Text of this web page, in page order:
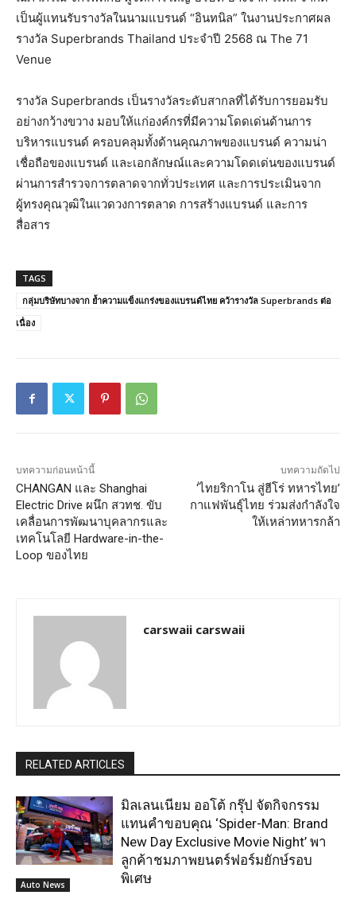
เป็นผู้แทนรับรางวัลในนามแบรนด์ “อินทนิล” ในงานประกาศผล
รางวัล Superbrands Thailand ประจำปี 2568 ณ The 71
Venue
รางวัล Superbrands เป็นรางวัลระดับสากลที่ได้รับการยอมรับ
อย่างกว้างขวาง มอบให้แก่องค์กรที่มีความโดดเด่นด้านการ
บริหารแบรนด์ ครอบคลุมทั้งด้านคุณภาพของแบรนด์ ความน่า
เชื่อถือของแบรนด์ และเอกลักษณ์และความโดดเด่นของแบรนด์
ผ่านการสำรวจการตลาดจากทั่วประเทศ และการประเมินจาก
ผู้ทรงคุณวุฒิในแวดวงการตลาด การสร้างแบรนด์ และการ
สื่อสาร
TAGS
กลุ่มบริษัทบางจาก ย้ำความแข็งแกร่งของแบรนด์ไทย คว้ารางวัล Superbrands ต่อ
เนื่อง
บทความก่อนหน้านี้
CHANGAN และ Shanghai
Electric Drive ผนึก สวทช. ขับ
เคลื่อนการพัฒนาบุคลากรและ
เทคโนโลยี Hardware-in-the-
Loop ของไทย
บทความถัดไป
‘ไทยริกาโน สู่ฮีโร่ ทหารไทย’
กาแฟพันธุ์ไทย ร่วมส่งกำลังใจ
ให้เหล่าทหารกล้า
carswaii carswaii
RELATED ARTICLES
Auto News
มิลเลนเนียม ออโต้ กรุ๊ป จัดกิจกรรม
แทนคำขอบคุณ ‘Spider-Man: Brand
New Day Exclusive Movie Night’ พา
ลูกค้าชมภาพยนตร์ฟอร์มยักษ์รอบ
พิเศษ